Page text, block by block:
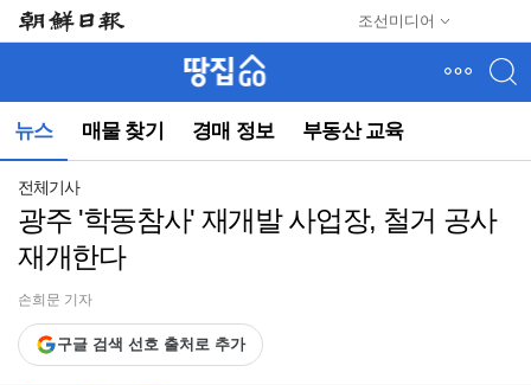
조선미디어
뉴스 매물 찾기 경매 정보 부동산 교육
뉴
(컨
전체기사
광주 '학동참사' 재개발 사업장, 철거 공사
재개한다
손희문 기자
구글 검색 선호 출처로 추가